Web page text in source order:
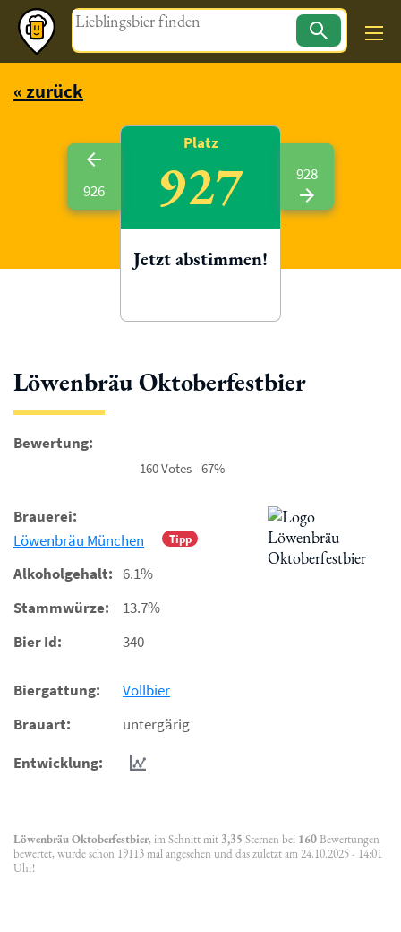
Magazin
« zurück
Löwenbräu Oktoberfestbier
Bewertung:
160 Votes - 67%
Brauerei:
Tipp
Löwenbräu München
Alkoholgehalt: 6.1%
Stammwürze:
13.7%
Bier Id:
340
Biergattung:
Vollbier
Brauart:
untergärig
Entwicklung:
Löwenbräu Oktoberfestbier, im Schnitt mit 3,35 Sternen bei 160Bewertungen
bewertet, wurde schon 19113 mal angesehen und das zuletzt am 24.10.2025 - 14:01
Uhr!
926
Platz
927
Jetzt abstimmen!
928